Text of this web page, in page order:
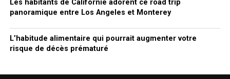
Les habitants de Californie adorent ce road trip
panoramique entre Los Angeles et Monterey
L’habitude alimentaire qui pourrait augmenter votre
risque de décès prématuré